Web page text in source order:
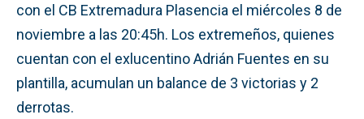
con el CB Extremadura Plasencia el miércoles 8 de
noviembre a las 20:45h. Los extremeños, quienes
cuentan con el exlucentino Adrián Fuentes en su
plantilla, acumulan un balance de 3 victorias y 2
derrotas.